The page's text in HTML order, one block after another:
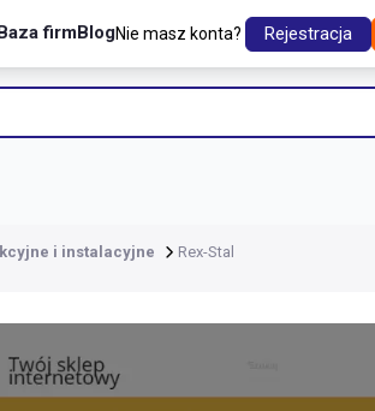
firmBlogNie masz konta? Rejestracja
i instalacyjne Rex-Stal